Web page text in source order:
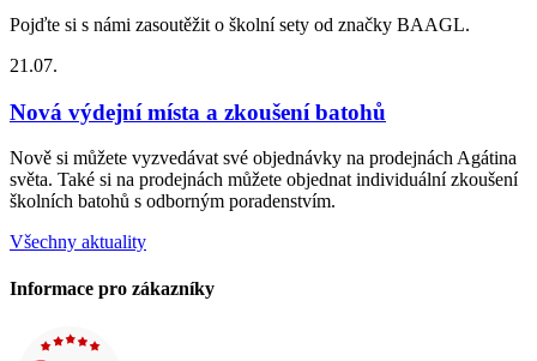
Pojďte si s námi zasoutěžit o školní sety od značky BAAGL.
21.07.
Nová výdejní místa a zkoušení batohů
Nově si můžete vyzvedávat své objednávky na prodejnách Agátina
světa. Také si na prodejnách můžete objednat individuální zkoušení
školních batohů s odborným poradenstvím.
Všechny aktuality
Informace pro zákazníky